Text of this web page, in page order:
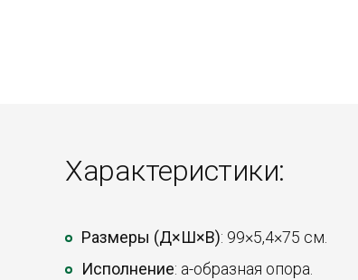
Характеристики:
Размеры (Д×Ш×В): 99×5,4×75 см.
Исполнение: а-образная опора.